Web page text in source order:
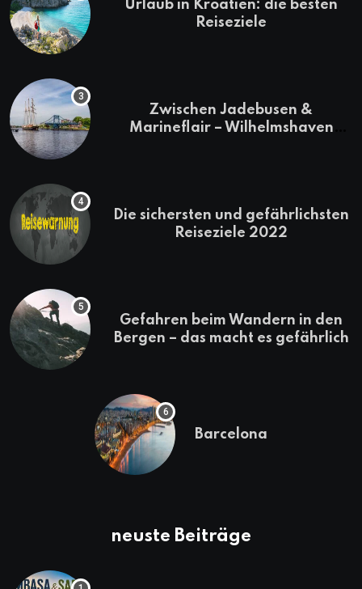
Urlaub in Kroatien: die besten
Reiseziele
Zwischen Jadebusen &
Marineflair – Wilhelmshaven
Die sichersten und gefährlichsten
Reiseziele 2022
Gefahren beim Wandern in den
Bergen – das macht es gefährlich
Barcelona
neuste Beiträge